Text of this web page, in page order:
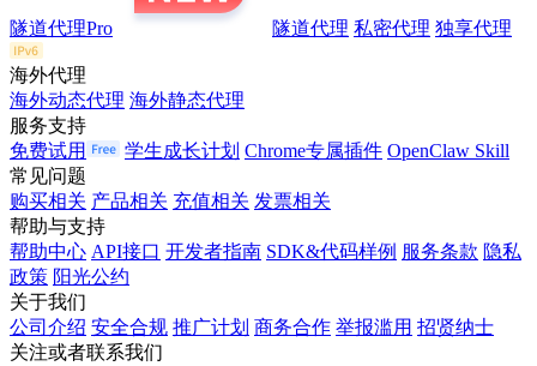
隧道代理Pro 隧道代理 私密代理 独享代理
海外代理
海外动态代理 海外静态代理
服务支持
免费试用
学生成长计划 Chrome专属插件 OpenClaw Skill
常见问题
购买相关 产品相关 充值相关 发票相关
帮助与支持
帮助中心 API接口 开发者指南 SDK&代码样例 服务条款 隐私
政策 阳光公约
关于我们
公司介绍 安全合规 推广计划 商务合作 举报滥用 招贤纳士
关注或者联系我们